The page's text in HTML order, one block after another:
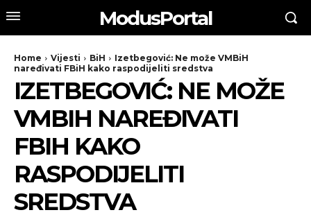
ModusPortal
Home Vijesti BiH
Izetbegović: Ne može VMBiH
naređivati FBiH kako raspodijeliti sredstva
IZETBEGOVIĆ: NE MOŽE
VMBIH NAREĐIVATI
FBIH KAKO
RASPODIJELITI
SREDSTVA